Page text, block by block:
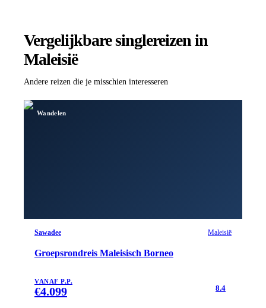
Vergelijkbare singlereizen in
Maleisië
Andere reizen die je misschien interesseren
Wandelen
Sawadee Maleisië
Groepsrondreis Maleisisch Borneo
VANAF P.P.
€4.099 8.4